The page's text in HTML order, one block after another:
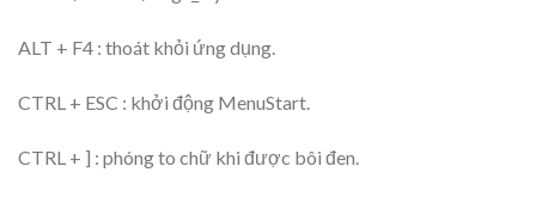
ALT + F4 : thoát khỏi ứng dụng.
CTRL + ESC : khởi động MenuStart.
CTRL + ] : phóng to chữ khi được bôi đen.